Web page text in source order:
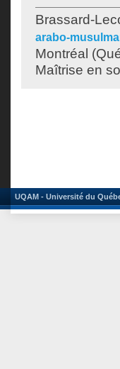
Brassard-
arabo-
Montréal
Maîtrise en
UQAM - Université du